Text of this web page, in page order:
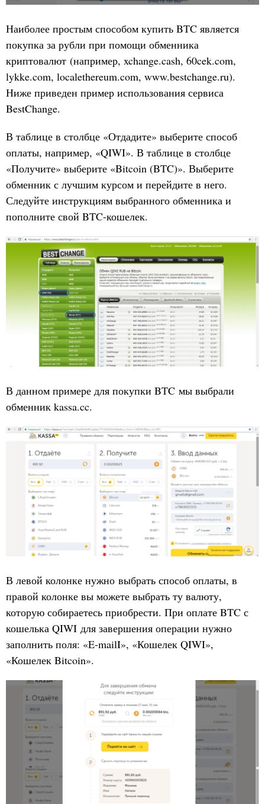
Наиболее простым способом купить BTC является
покупка за рубли при помощи обменника
криптовалют (например, xchange.cash, 60cek.com,
lykke.com, localethereum.com, www.bestchange.ru).
Ниже приведен пример использования сервиса
BestChange.
В таблице в столбце «Отдадите» выберите способ
оплаты, например, «QIWI». В таблице в столбце
«Получите» выберите «Bitcoin (BTC)». Выберите
обменник с лучшим курсом и перейдите в него.
Следуйте инструкциям выбранного обменника и
пополните свой BTC-кошелек.
В данном примере для покупки BTC мы выбрали
обменник kassa.cc.
В левой колонке нужно выбрать способ оплаты, в
правой колонке вы можете выбрать ту валюту,
которую собираетесь приобрести. При оплате BTC с
кошелька QIWI для завершения операции нужно
заполнить поля: «E-mailI», «Кошелек QIWI»,
«Кошелек Bitcoin».